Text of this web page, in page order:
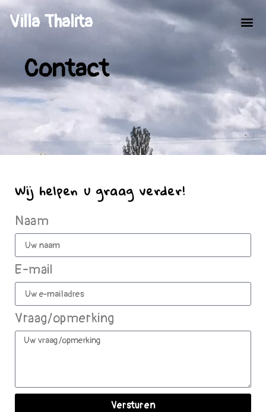
Villa Thalita
Contact
Wij helpen u graag verder!
Naam
E-mail
Vraag/opmerking
Versturen